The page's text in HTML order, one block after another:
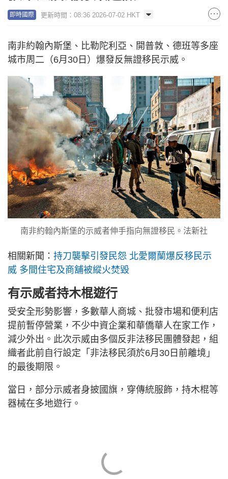
即時國際 更新時間：08:36 2026-07-02 HKT
南非約翰內斯堡、比勒陀利亞、開普敦、德班等多座
城市周二（6月30日）爆發反無證移民示威。
南非約翰內斯堡的示威者伸手指向無證移民。法新社
相關新聞： 持刀襲擊引發民怨 北愛爾蘭爆反移民示
威 多間住宅及商舖被縱火焚毀
有示威者持木棍遊行
受安全形勢影響，多數華人商城、批發市場和便利店
提前暫停營業，不少中資企業和華僑華人在家工作，
減少外出。此次示威由多個反非法移民團體發起，組
織者此前自行設定「非法移民須於6月30日前離境」
的最後期限。
當日，部分示威者身披國旗，穿傳統服飾，持木棍等
器械在多地遊行。